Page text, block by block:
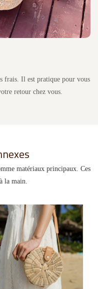
frais. Il est pratique pour vous
retour chez vous.
matériaux principaux. Ces
la main.